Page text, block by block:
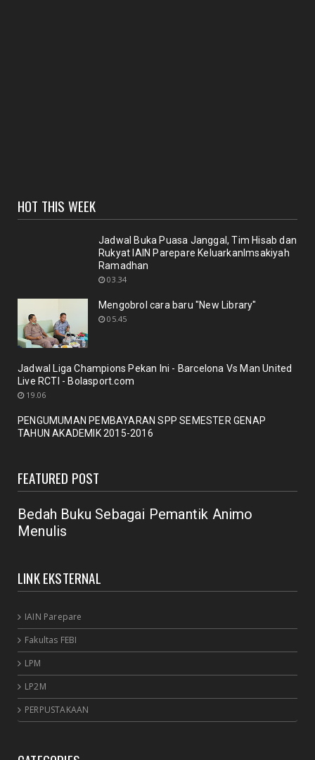
Sinergi dosen dan Perpustakaan melalui workshop
repository y...
November 10, 2020
UNCATEGORIZED
Nuansa berbunga bunga bentuk respon terhadap
October 21, 2020
Membicarakan Kesiapan perpustakaan bagi
pemustaka baru
September 29, 2020
Mengobrol cara baru "New Library"
September 12, 2020
New Normal: peluang inovasi program perpustakaan
HOT THIS WEEK
Jadwal Buka Puasa Janggal, Tim Hisab dan
Rukyat IAIN Parepare KeluarkanImsakiyah
Ramadhan
03.34
Mengobrol cara baru "New Library"
05.45
Jadwal Liga Champions Pekan Ini - Barcelona Vs Man United
Live RCTI - Bolasport.com
19.06
PENGUMUMAN PEMBAYARAN SPP SEMESTER GENAP
TAHUN AKADEMIK 2015-2016
FEATURED POST
Bedah Buku Sebagai Pemantik Animo
Menulis
LINK EKSTERNAL
IAIN Parepare
Fakultas FEBI
LPM
LP2M
PERPUSTAKAAN